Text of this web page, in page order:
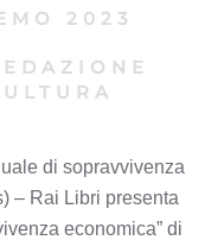
2023
di sopravvivenza
– Rai Libri presenta
economica” di